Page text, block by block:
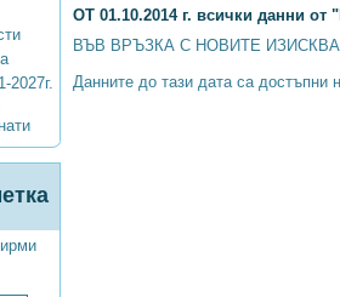
2027г.
ОТ 01.10.2014 г. всички данни
ВЪВ ВРЪЗКА С НОВИТЕ
Данните до тази дата са достъпни